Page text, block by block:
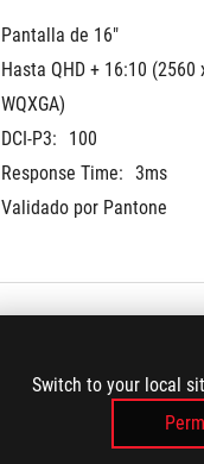
Switch to your local
Pantalla de 16"
Hasta QHD + 16:10 (2560
WQXGA)
DCI-P3:
100
Response Time: 3ms
Validado por Pantone
ScreenPad™ Plus (14"
1100(4K) nivel IPS